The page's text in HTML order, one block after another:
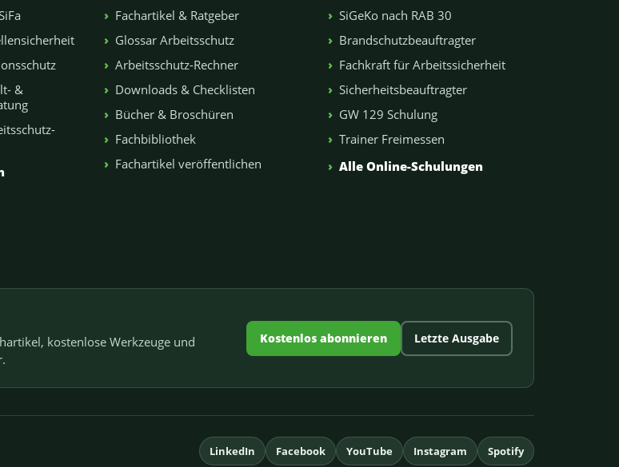
&
Fachartikel & Ratgeber
Glossar Arbeitsschutz
Arbeitsschutz-Rechner
Downloads & Checklisten
Bücher & Broschüren
Fachbibliothek
Fachartikel veröffentlichen
SiGeKo nach RAB 30
Brandschutzbeauftragter
Fachkraft für Arbeitssicherheit
Sicherheitsbeauftragter
GW 129 Schulung
Trainer Freimessen
Alle Online-Schulungen
kostenlose Werkzeuge und
Kostenlos abonnieren Letzte Ausgabe
LinkedIn Facebook YouTube Instagram Spotify